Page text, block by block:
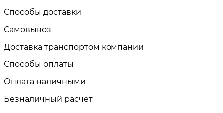
Способы доставки
Самовывоз
Доставка транспортом компании
Способы оплаты
Оплата наличными
Безналичный расчет